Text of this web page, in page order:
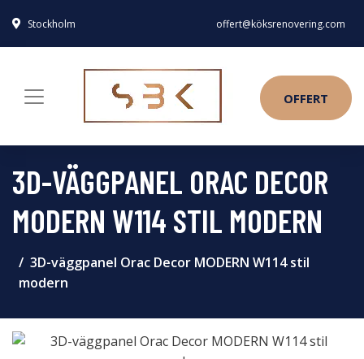
Stockholm offert@köksrenovering.com
OFFERT
3D-VÄGGPANEL ORAC DECOR
MODERN W114 STIL MODERN
3D-väggpanel Orac Decor MODERN W114 stil
modern